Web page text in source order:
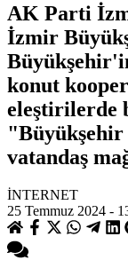
AK Parti
İzmir
konut
eleştirilerde
vatandaş
İNTERNET
25 Temmuz 2024 -